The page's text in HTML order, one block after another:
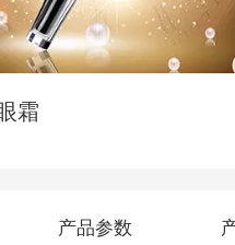
霜
产品参数